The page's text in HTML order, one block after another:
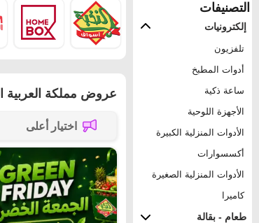
التصنيفات
إلكترونيات
تلفزيون
أدوات المطبخ
ساعة ذكية
الأجهزة اللوحية
الأدوات المنزلية الكبيرة
أكسسوارات
الأدوات المنزلية الصغيرة
كاميرا
طعام - بقالة
عروض مملكة العربية
اختيار أعلى